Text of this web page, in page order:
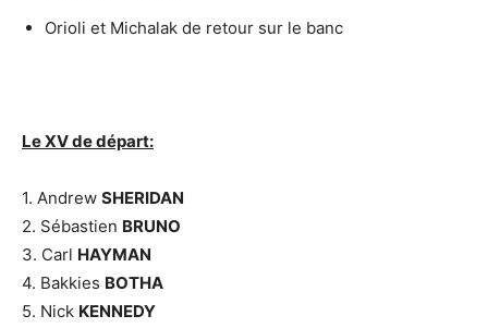
Orioli et Michalak de retour sur le banc
Le XV de départ:
1. Andrew SHERIDAN
2. Sébastien BRUNO
3. Carl HAYMAN
4. Bakkies BOTHA
5. Nick KENNEDY